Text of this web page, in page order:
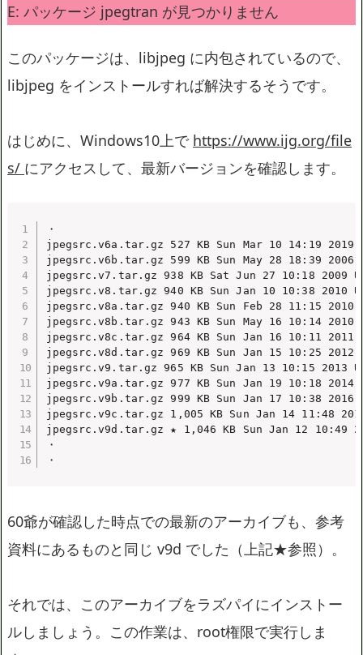
E: パッケージ jpegtran が見つかりません
このパッケージは、libjpeg に内包されているので、
libjpeg をインストールすれば解決するそうです。
はじめに、Windows10上で https://www.ijg.org/file
s/ にアクセスして、最新バージョンを確認します。
・
jpegsrc.v6a.tar.gz 527 KB Sun Mar 10 14:19 2019
jpegsrc.v6b.tar.gz 599 KB Sun May 28 18:39 2006
jpegsrc.v7.tar.gz 938 KB Sat Jun 27 10:18 2009
jpegsrc.v8.tar.gz 940 KB Sun Jan 10 10:38 2010
jpegsrc.v8a.tar.gz 940 KB Sun Feb 28 11:15 2010
jpegsrc.v8b.tar.gz 943 KB Sun May 16 10:14 2010
jpegsrc.v8c.tar.gz 964 KB Sun Jan 16 10:11 2011
jpegsrc.v8d.tar.gz 969 KB Sun Jan 15 10:25 2012
jpegsrc.v9.tar.gz 965 KB Sun Jan 13 10:15 2013
jpegsrc.v9a.tar.gz 977 KB Sun Jan 19 10:18 2014
jpegsrc.v9b.tar.gz 999 KB Sun Jan 17 10:38 2016
jpegsrc.v9c.tar.gz 1,005 KB Sun Jan 14 11:48
jpegsrc.v9d.tar.gz ★ 1,046 KB Sun Jan 12 10:49
・
・
60爺が確認した時点での最新のアーカイブも、参考
資料にあるものと同じ v9d でした（上記★参照）。
それでは、このアーカイブをラズパイにインストー
ルしましょう。この作業は、root権限で実行しま